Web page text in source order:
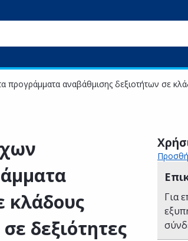
αναβάθμισης δεξιοτήτων σε
κλάδους
δεξιότητες
Για